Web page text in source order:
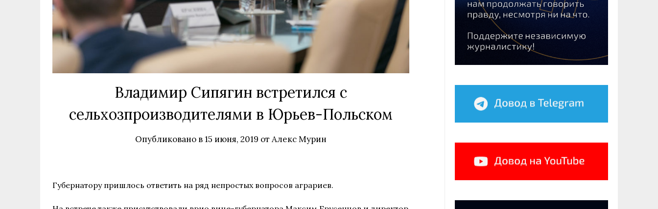
Владимир Сипягин встретился с
сельхозпроизводителями в Юрьев-Польском
Опубликовано в15 июня, 2019 от Алекс Мурин
Губернатору пришлось ответить на ряд непростых вопросов аграриев.